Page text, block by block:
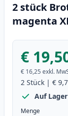
2 stück
magenta
€
€ 16,25 exkl.
2 Stück | €
Auf Lager
Menge